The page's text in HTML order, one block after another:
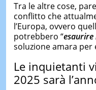
Tra le altre cose,
conflitto che
l’Europa, ovvero
potrebbero “esaurire
soluzione amara
Le inquietanti
2025 sarà